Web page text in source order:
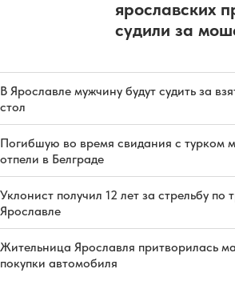
ярославских
судили за
В Ярославле мужчину будут судить за
стол
Погибшую во время свидания с турком
отпели в Белграде
Уклонист получил 12 лет за стрельбу по
Ярославле
Жительница Ярославля притворилась
покупки автомобиля